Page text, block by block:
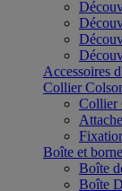
Accessoires
Collier
Collier
Attache
Boîte et
Boîte
Boîte